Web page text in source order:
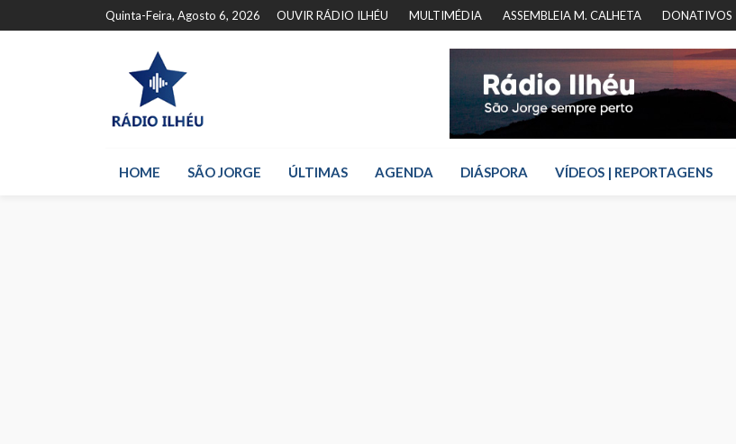
Quinta-Feira, Agosto 6, 2026 OUVIR RÁDIO ILHÉU MULTIMÉDIA ASSEMBLEIA M. CALHETA DONATIVOS
HOME SÃO JORGE ÚLTIMAS AGENDA DIÁSPORA VÍDEOS | REPORTAGENS